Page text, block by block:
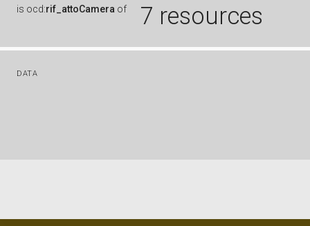
is ocd:rif_attoCamera of 7 resources
DATA